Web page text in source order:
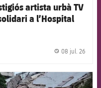
artista urbà TV
a l’Hospital
08 jul. 26
Barcelona badge